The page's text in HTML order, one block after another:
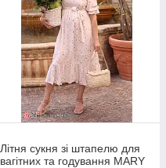
Літня сукня зі штапелю для
вагітних та годування MARY